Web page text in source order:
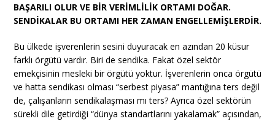
BAŞARILI OLUR VE BİR VERİMLİLİK ORTAMI DOĞAR.
SENDİKALAR BU ORTAMI HER ZAMAN ENGELLEMİŞLERDİR.
Bu ülkede işverenlerin sesini duyuracak en azından 20 küsur
farklı örgütü vardır. Biri de sendika. Fakat özel sektör
emekçisinin mesleki bir örgütü yoktur. İşverenlerin onca örgütü
ve hatta sendikası olması “serbest piyasa” mantığına ters değil
de, çalışanların sendikalaşması mı ters? Ayrıca özel sektörün
sürekli dile getirdiği “dünya standartlarını yakalamak” açısından,